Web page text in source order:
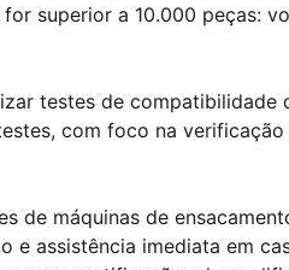
superior a 10.000 peças:
testes de
com foco na
de máquinas de
e assistência imediata em